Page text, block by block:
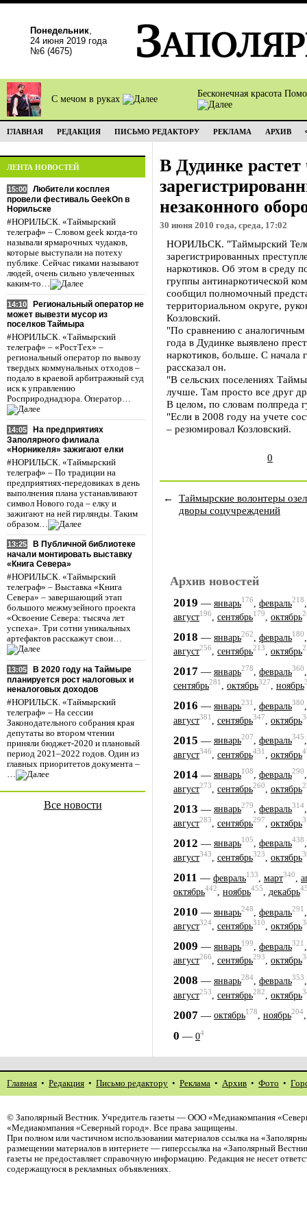
Понедельник,
24 июня 2019 года
№6 (4675)
С мечом в руках
Бесконечная красота
ГЛАВНАЯ РЕДАКЦИЯ ПИСЬМО РЕДАКТОРУ РЕКЛАМА АРХИВ
ЛЕНТА НОВОСТЕЙ
15:00
Любители косплея
провели фестиваль GeekOn в
Норильске
#НОРИЛЬСК. «Таймырский
телеграф» – Словом geek когда-то
называли ярмарочных чудаков,
которые выступали на потеху
публике. Сейчас гиками называют
людей, очень сильно увлеченных
каким-то…
14:10
Региональный оператор не
может вывезти мусор из
поселков Таймыра
#НОРИЛЬСК. «Таймырский
телеграф» – «РостТех» –
региональный оператор по вывозу
твердых коммунальных отходов –
подало в краевой арбитражный суд
иск к управлению
Росприроднадзора. Оператор…
14:05
На предприятиях
Заполярного филиала
«Норникеля» зажигают елки
#НОРИЛЬСК. «Таймырский
телеграф» – По традиции на
предприятиях-передовиках в день
выполнения плана устанавливают
символ Нового года – елку и
зажигают на ней гирлянды. Таким
образом…
13:25
В Публичной библиотеке
начали монтировать выставку
«Книга Севера»
#НОРИЛЬСК. «Таймырский
телеграф» – Выставка «Книга
Севера» – завершающий этап
большого межмузейного проекта
«Освоение Севера: тысяча лет
успеха». Три сотни уникальных
артефактов расскажут свои…
13:05
В 2020 году на Таймыре
планируется рост налоговых и
неналоговых доходов
#НОРИЛЬСК. «Таймырский
телеграф» – На сессии
Законодательного собрания края
депутаты во втором чтении
приняли бюджет-2020 и плановый
период 2021–2022 годов. Один из
главных приоритетов документа –
…
Все новости
В Дудинке растет
незаконного
30 июня 2010 года, среда, 17:02
НОРИЛЬСК. "Таймырский
зарегистрированных
наркотиков. Об этом в среду
группы антинаркотической
сообщил полномочный
территориальном округе,
Козловский.
"По сравнению с аналогичным
года в Дудинке выявлено
наркотиков, больше. С
рассказал он.
"В сельских поселениях
лучше. Там просто все друг
В целом, по словам полпреда
"Если в 2008 году на учете
– резюмировал Козловский.
0
←
Таймырские волонтеры
дворы соцучреждений
Архив новостей
2019 — январь176 февраль218
август196, сентябрь179, октябрь
2018 — январь262 февраль180
август256, сентябрь213, октябрь
2017 — январь278 февраль360
сентябрь281, октябрь327, ноябрь
2016 — январь231 февраль380
август381 сентябрь347 октябрь
2015 — январь207, февраль345
август346 сентябрь431 октябрь
2014 — январь108, февраль290
август273 сентябрь260 октябрь
2013 — январь279, февраль314
август283 сентябрь297 октябрь
2012 — январь105, февраль438
август343, сентябрь323, октябрь
2011 — февраль133 март340
октябрь442, ноябрь455, декабрь
2010 — январь248 февраль291
август324, сентябрь310, октябрь
2009 — январь199 февраль321
август266, сентябрь293, октябрь
2008 — январь284 февраль353
август253 сентябрь282 октябрь
2007 — октябрь178, ноябрь204
0 — 04
Главная • Редакция • Письмо редактору • Реклама • Архив • Фото •
© Заполярный Вестник. Учредитель газеты — ООО «Медиакомпания
«Медиакомпания «Северный город». Все права защищены.
При полном или частичном использовании материалов ссылка на
размещении материалов в интернете — гиперссылка на «Заполярный
газеты не предоставляет справочную информацию. Редакция не несет
содержащуюся в рекламных объявлениях.